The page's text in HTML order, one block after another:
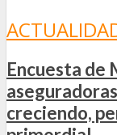
Encuesta de
creciendo,